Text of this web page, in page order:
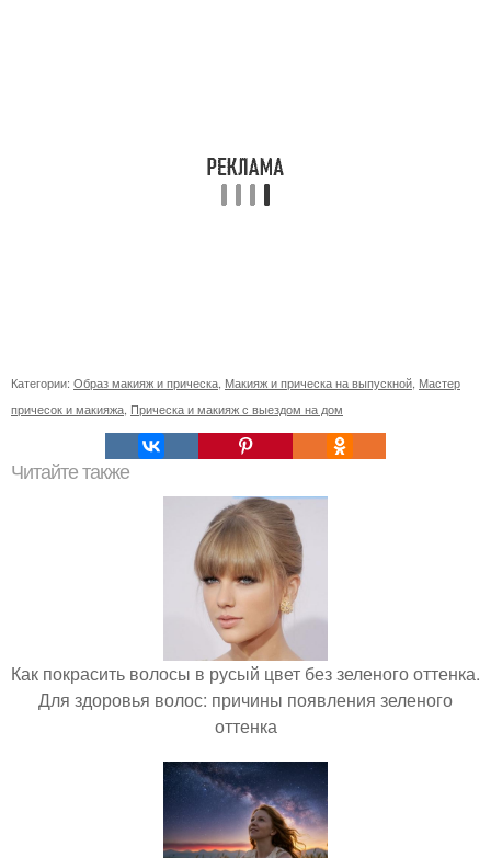
Категории: Образ макияж и прическа Макияж и прическа на выпускной Мастер
причесок и макияжа Прическа и макияж с выездом на дом
Читайте также
Как покрасить волосы в русый цвет без зеленого оттенка.
Для здоровья волос: причины появления зеленого
оттенка